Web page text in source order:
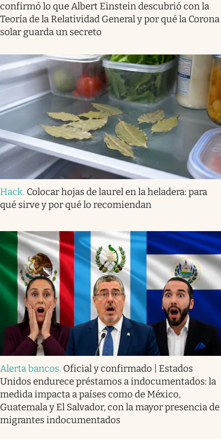
confirmó lo que Albert Einstein descubrió con la
Teoría de la Relatividad General y por qué la Corona
solar guarda un secreto
Hack. Colocar hojas de laurel en la heladera: para
qué sirve y por qué lo recomiendan
Alerta bancos. Oficial y confirmado | Estados
Unidos endurece préstamos a indocumentados: la
medida impacta a países como de México,
Guatemala y El Salvador, con la mayor presencia de
migrantes indocumentados